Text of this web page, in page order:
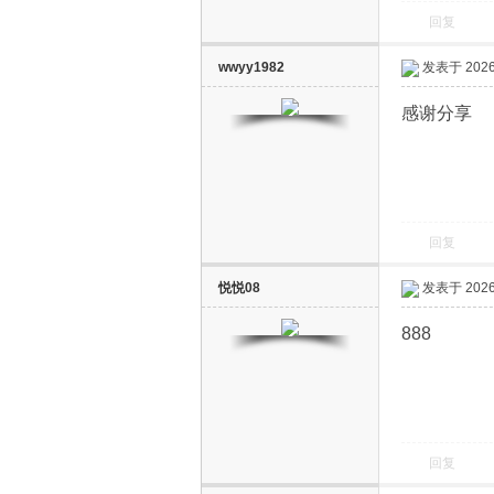
回复
wwyy1982 发表于
感谢分享
回复
悦悦08 发表于
888
回复